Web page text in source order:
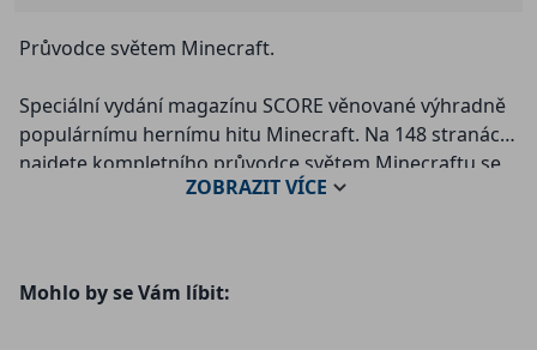
Průvodce světem Minecraft.
Speciální vydání magazínu SCORE věnované výhradně
populárnímu hernímu hitu Minecraft. Na 148 stranách
najdete kompletního průvodce světem Minecraftu se
stovkami rad, tipů a triků pro začátečníky i pokročilé,
specialistů na Minecraft. U časopisu je přiložen i velký
dvoustranný plakát a samolepky.
ZOBRAZITVÍCE
Mohlo by se Vám líbit: